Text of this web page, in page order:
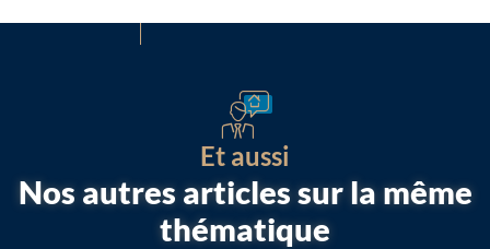
Et aussi
Nos autres articles sur la même
thématique